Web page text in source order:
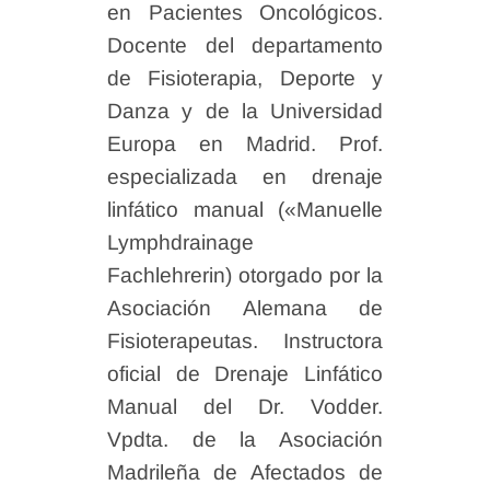
en Pacientes Oncológicos.
Docente del departamento
de Fisioterapia, Deporte y
Danza y de la Universidad
Europa en Madrid. Prof.
especializada en drenaje
linfático manual («Manuelle
Lymphdrainage
Fachlehrerin) otorgado por la
Asociación Alemana de
Fisioterapeutas. Instructora
oficial de Drenaje Linfático
Manual del Dr. Vodder.
Vpdta. de la Asociación
Madrileña de Afectados de